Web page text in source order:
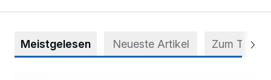
Meistgelesen Neueste Artikel Zum Thema